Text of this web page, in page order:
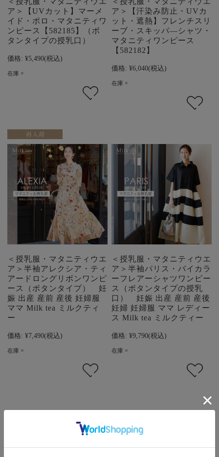
ア＞【UVカット】マーメ
イド・ポロ・マタニティワ
ンピース【582185】（ボ
タンタイプの授乳口）
価格: ¥5,490(税込)
在庫 ×
ア＞【汗染み防止・UVカ
ット・遮熱】フレンチスリ
ーブ・スキッパ―シャツ・
マタニティワンピース
【582182】
価格: ¥6,040(税込)
在庫 ×
＜授乳服・マタニティウエ
ア＞半袖アレクシア・ティ
アードロングリボンワンピ
ース（ボタンタイプ） 妊
娠 出産 産前 産後 妊婦服
ママ Milk tea ミルクティ
ー
価格: ¥7,490(税込)
在庫 ×
＜授乳服・マタニティウエ
ア＞半袖パリス・バイカラ
ーフレアーシャツワンピー
ス（ボタンタイプの授乳
口） 妊娠 出産 産前 産後
妊婦 妊婦服 ママ レディー
ス Milk tea ミルクティー
価格: ¥9,790(税込)
在庫 ×